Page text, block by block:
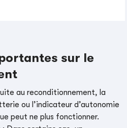
sur le
au reconditionnement, la
ou l’indicateur d’autonomie
peut ne plus fonctionner.